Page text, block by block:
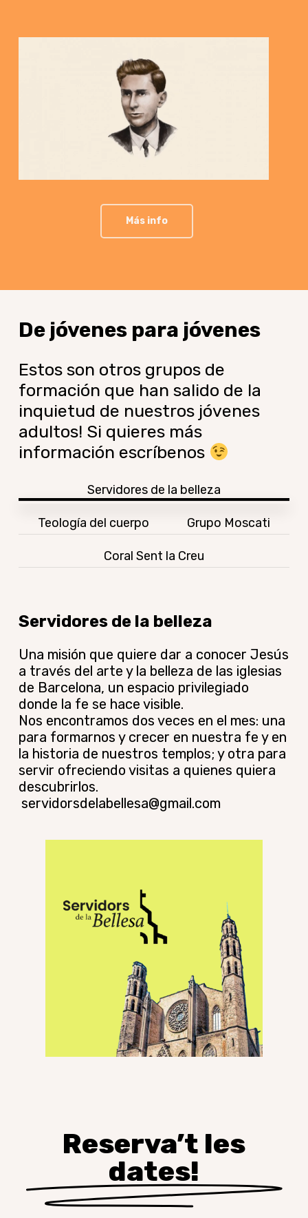
Más info
De jóvenes para jóvenes
Estos son otros grupos de
formación que han salido de la
inquietud de nuestros jóvenes
adultos! Si quieres más
información escríbenos
Servidores de la belleza
Teología del cuerpo Grupo Moscati
Coral Sent la Creu
Servidores de la belleza
Una misión que quiere dar a conocer Jesús
a través del arte y la belleza de las iglesias
de Barcelona, un espacio privilegiado
donde la fe se hace visible.
Nos encontramos dos veces en el mes: una
para formarnos y crecer en nuestra fe y en
la historia de nuestros templos; y otra para
servir ofreciendo visitas a quienes quiera
descubrirlos.
servidorsdelabellesa@gmail.com
Reserva’t les
dates!